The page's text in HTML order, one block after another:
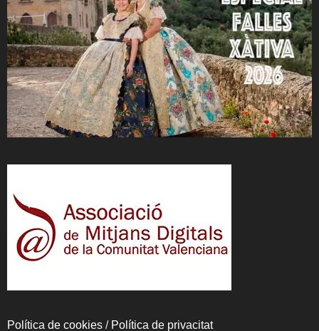
Política de cookies / Política de privacitat